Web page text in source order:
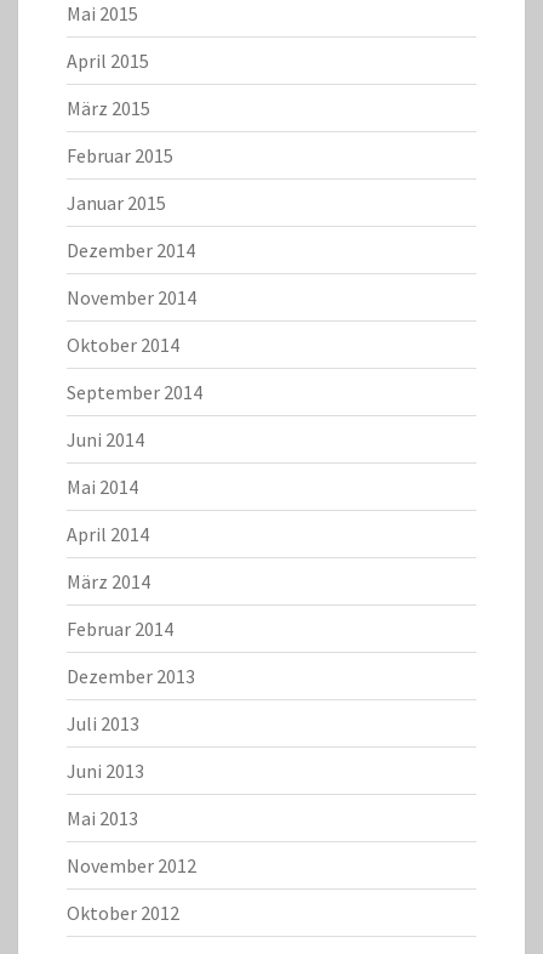
Mai 2015
April 2015
März 2015
Februar 2015
Januar 2015
Dezember 2014
November 2014
Oktober 2014
September 2014
Juni 2014
Mai 2014
April 2014
März 2014
Februar 2014
Dezember 2013
Juli 2013
Juni 2013
Mai 2013
November 2012
Oktober 2012